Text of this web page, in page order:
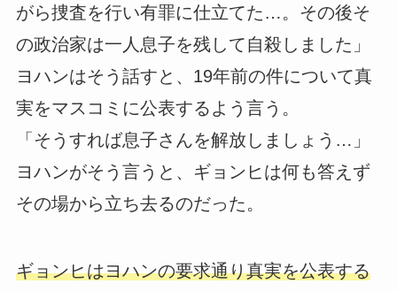
がら捜査を行い有罪に仕立てた…。その後そ
の政治家は一人息子を残して自殺しました」
ヨハンはそう話すと、19年前の件について真
実をマスコミに公表するよう言う。
「そうすれば息子さんを解放しましょう…」
ヨハンがそう言うと、ギョンヒは何も答えず
その場から立ち去るのだった。
ギョンヒはヨハンの要求通り真実を公表する